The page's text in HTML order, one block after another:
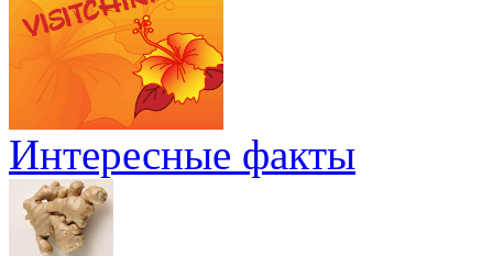
Интересные факты